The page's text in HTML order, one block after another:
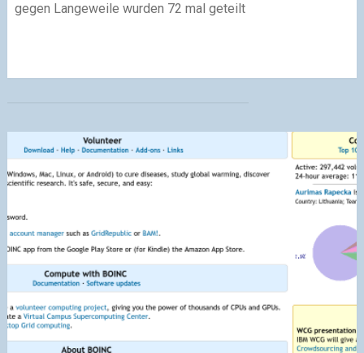
gegen Langeweile wurden 72 mal geteilt